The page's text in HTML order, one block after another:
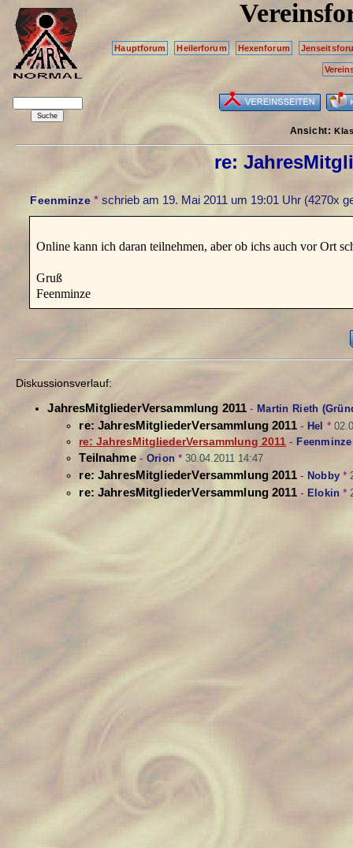
Hauptforum Heilerforum Hexenforum
Ansicht:
re:
Feenminze* schrieb am 19. Mai 2011 um 19:01 Uhr(4270x
Online kann ich daran teilnehmen, aber ob ichs auch vor Ort
Gruß
Feenminze
Diskussionsverlauf:
JahresMitgliederVersammlung 2011 - Martin Rieth
re: JahresMitgliederVersammlung 2011- Hel *
re: JahresMitgliederVersammlung 2011 - Feenminze
Teilnahme- Orion *30.04.2011 14:47
re: JahresMitgliederVersammlung 2011- Nobby *
re: JahresMitgliederVersammlung 2011- Elokin *